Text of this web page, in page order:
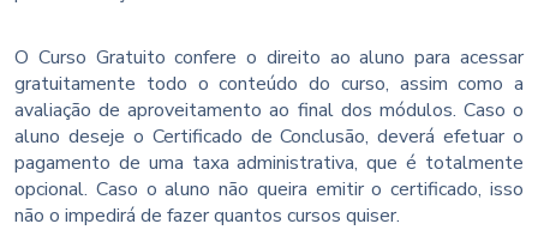
O Curso Gratuito confere o direito ao aluno para acessar
gratuitamente todo o conteúdo do curso, assim como a
avaliação de aproveitamento ao final dos módulos. Caso o
aluno deseje o Certificado de Conclusão, deverá efetuar o
pagamento de uma taxa administrativa, que é totalmente
opcional. Caso o aluno não queira emitir o certificado, isso
não o impedirá de fazer quantos cursos quiser.